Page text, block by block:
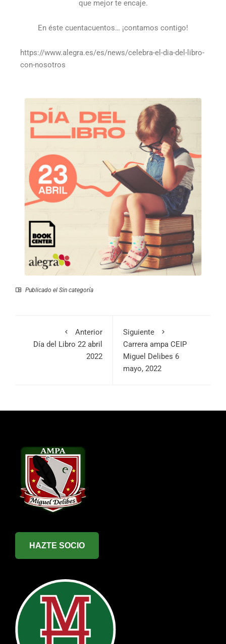
que mejor te encaje.
En éste cuentacuentos… ¡contamos contigo!
https://www.alegra.es/es/news/celebra-el-dia-del-libro-
con-nosotros
Publicado el Sin categoría
Anterior
Día del Libro 22 abril
2022
Siguiente
Carrera ampa CEIP
Miguel Delibes 6
mayo, 2022
HAZTE SOCIO